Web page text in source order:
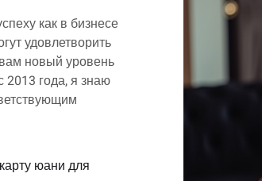
как в бизнесе
удовлетворить
новый уровень
года, я знаю
юани для